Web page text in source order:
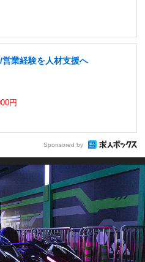
業経験を人材支援へ
円
Sponsored by